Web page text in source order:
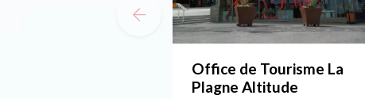
Office de Tourisme La
Plagne Altitude